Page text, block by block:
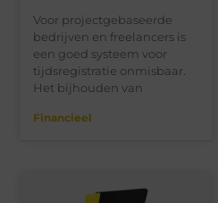
Voor projectgebaseerde
bedrijven en freelancers is
een goed systeem voor
tijdsregistratie onmisbaar.
Het bijhouden van
Financieel